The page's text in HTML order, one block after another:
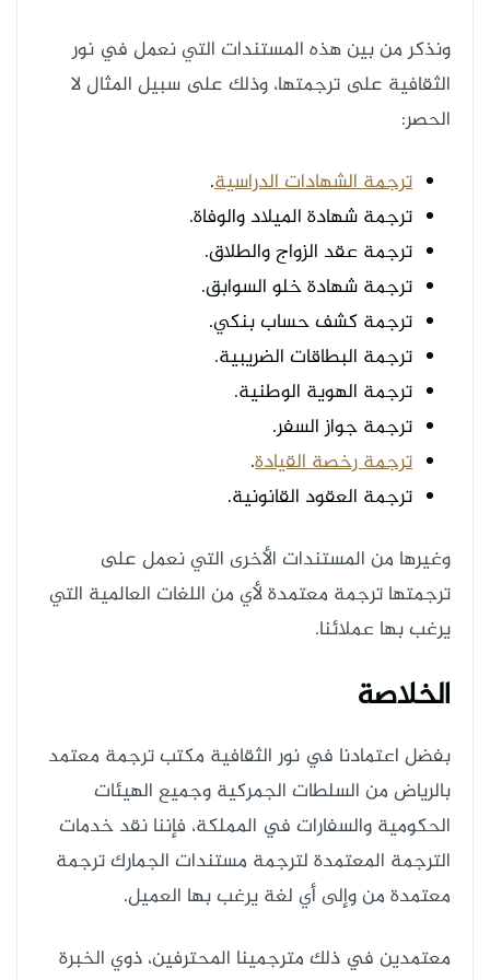
ونذكر من بين هذه المستندات التي نعمل في نور
الثقافية على ترجمتها، وذلك على سبيل المثال لا
الحصر:
ترجمة الشهادات الدراسية.
ترجمة شهادة الميلاد والوفاة.
ترجمة عقد الزواج والطلاق.
ترجمة شهادة خلو السوابق.
ترجمة كشف حساب بنكي.
ترجمة البطاقات الضريبية.
ترجمة الهوية الوطنية.
ترجمة جواز السفر.
ترجمة رخصة القيادة.
ترجمة العقود القانونية.
وغيرها من المستندات الأخرى التي نعمل على
ترجمتها ترجمة معتمدة لأي من اللغات العالمية التي
يرغب بها عملائنا.
الخلاصة
بفضل اعتمادنا في نور الثقافية مكتب ترجمة معتمد
بالرياض من السلطات الجمركية وجميع الهيئات
الحكومية والسفارات في المملكة، فإننا نقد خدمات
الترجمة المعتمدة لترجمة مستندات الجمارك ترجمة
معتمدة من وإلى أي لغة يرغب بها العميل.
معتمدين في ذلك مترجمينا المحترفين، ذوي الخبرة